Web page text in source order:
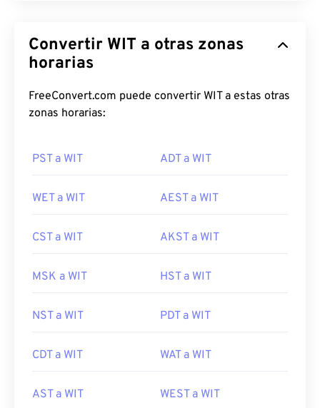
Convertir WIT a otras zonas
horarias
FreeConvert.com puede convertir WIT a estas otras
zonas horarias:
PST a WIT ADT a WIT
WET a WIT AEST a WIT
CST a WIT AKST a WIT
MSK a WIT HST a WIT
NST a WIT PDT a WIT
CDT a WIT WAT a WIT
AST a WIT WEST a WIT